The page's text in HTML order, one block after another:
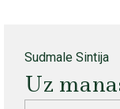
Sudmale Sintija
Uz